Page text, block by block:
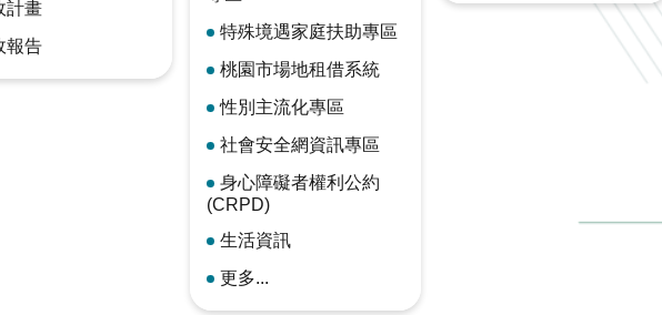
計畫
報告
特殊境遇家庭扶助專區
桃園市場地租借系統
性別主流化專區
社會安全網資訊專區
身心障礙者權利公約
(CRPD)
生活資訊
更多...